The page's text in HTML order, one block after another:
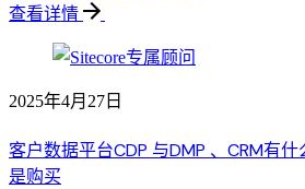
查看详情
2025年4月27日
客户数据平台CDP 与DMP 、CRM有
是购买